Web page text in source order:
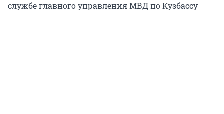
службе главного управления МВД по Кузбассу